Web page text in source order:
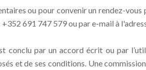
ou pour convenir un rendez-vous
691 747 579 ou par e-mail à
conclu par un accord écrit ou par
et de ses conditions. Une